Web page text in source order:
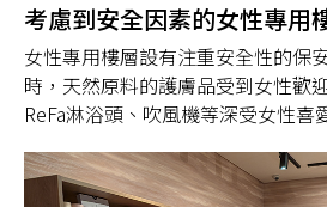
考慮到安全因素的女性專用
女性專用樓層設有注重安全性的保
時，天然原料的護膚品受到女性歡
ReFa淋浴頭、吹風機等深受女性喜